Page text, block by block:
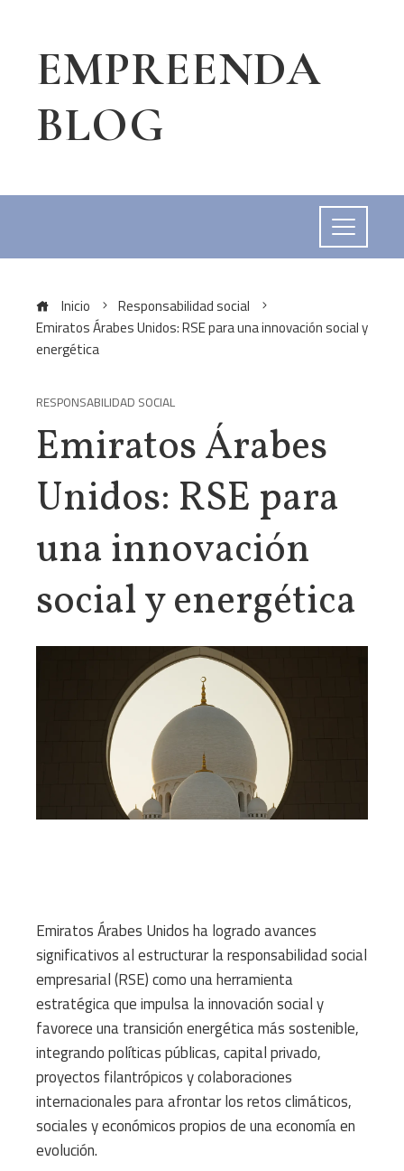
EMPREENDA
BLOG
Inicio
Responsabilidad social
Emiratos Árabes Unidos: RSE para una innovación social y
energética
RESPONSABILIDAD SOCIAL
Emiratos Árabes
Unidos: RSE para
una innovación
social y energética
Emiratos Árabes Unidos ha logrado avances
significativos al estructurar la responsabilidad social
empresarial (RSE) como una herramienta
estratégica que impulsa la innovación social y
favorece una transición energética más sostenible,
integrando políticas públicas, capital privado,
proyectos filantrópicos y colaboraciones
internacionales para afrontar los retos climáticos,
sociales y económicos propios de una economía en
evolución.